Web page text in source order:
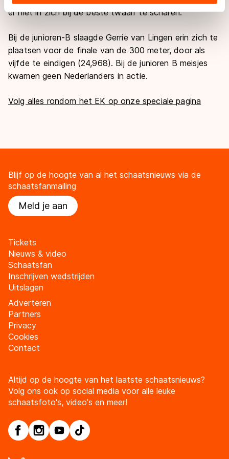
landen buiten de EU, zoals de VS, waar mogelijk geen
adequaat beschermingsniveau geldt volgens de GDPR.
overdracht. Meer informatie vindt u in onscookiebeleid.
er niet in zich bij de beste twaalf te scharen.
Bij de junioren-B slaagde Gerrie van Lingen erin zich te
plaatsen voor de finale van de 300 meter, door als
vijfde te eindigen (24,968). Bij de junioren B meisjes
kwamen geen Nederlanders in actie.
Volg alles rondom het EK op onze speciale pagina
Blijf op de hoogte van al het schaatsnieuws via de
schaatsfanmailing
Meld je aan
Tickets
Nieuws & video
Schaatsfan
Inschrijven wedstrijden
Uitslagen
Adverteren
Partners
Privacy
Cookies
Contact
Altijd op de hoogte van het laatste schaatsnieuws?
Volg ons ook op social media voor alle leuke
schaatsfoto's, video's en meer!